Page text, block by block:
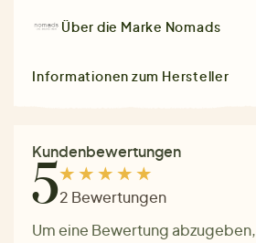
Über die Marke Nomads
Informationen zum Hersteller
Kundenbewertungen
52 Bewertungen
Um eine Bewertung abzugeben,